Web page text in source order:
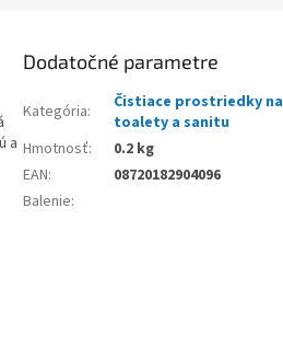
a
Dodatočné parametre
Kategória:
Čistiace prostriedky na
toalety a sanitu
Hmotnosť:
0.2 kg
EAN:
08720182904096
Balenie: